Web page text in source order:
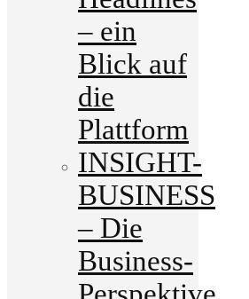
– ein
Blick auf
die
Plattform
INSIGHT-
BUSINESS
– Die
Business-